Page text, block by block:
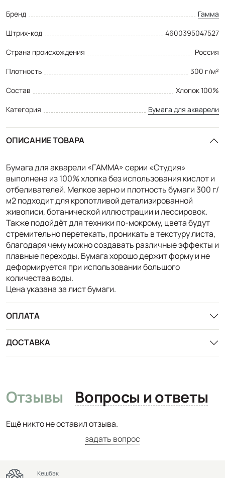
Бренд
Гамма
Штрих-код
4600395047527
Страна происхождения
Россия
Плотность
300 г/м²
Состав
Хлопок 100%
Категория
Бумага для акварели
ОПИСАНИЕ ТОВАРА
Бумага для акварели «ГАММА» серии «Студия»
выполнена из 100% хлопка без использования кислот и
отбеливателей. Мелкое зерно и плотность бумаги 300 г/
м2 подходит для кропотливой детализированной
живописи, ботанической иллюстрации и лессировок.
Также подойдёт для техники по-мокрому, цвета будут
стремительно перетекать, проникать в текстуру листа,
благодаря чему можно создавать различные эффекты и
плавные переходы. Бумага хорошо держит форму и не
деформируется при использовании большого
количества воды.
Цена указана за лист бумаги.
ОПЛАТА
ДОСТАВКА
Отзывы Вопросы и ответы
Ещё никто не оставил отзыва.
задать вопрос
Кешбэк